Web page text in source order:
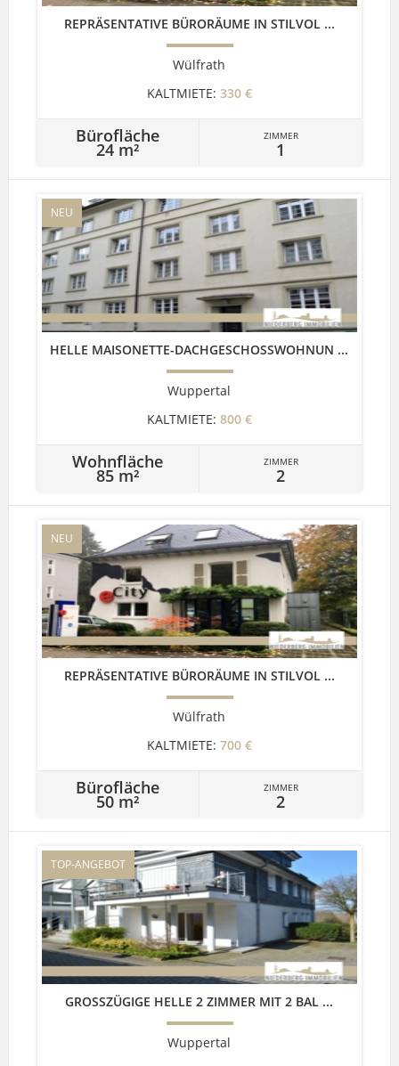
REPRÄSENTATIVE BÜRORÄUME IN STILVOL ...
Wülfrath
KALTMIETE: 330 €
Bürofläche
24 m²
ZIMMER
1
NEU
HELLE MAISONETTE-DACHGESCHOSSWOHNUN ...
Wuppertal
KALTMIETE: 800 €
Wohnfläche
85 m²
ZIMMER
2
NEU
REPRÄSENTATIVE BÜRORÄUME IN STILVOL ...
Wülfrath
KALTMIETE: 700 €
Bürofläche
50 m²
ZIMMER
2
TOP-ANGEBOT
GROSSZÜGIGE HELLE 2 ZIMMER MIT 2 BAL ...
Wuppertal